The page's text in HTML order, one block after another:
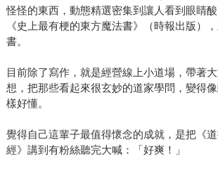
怪怪的東西，動態精選密集到讓人看到眼睛
《史上最有梗的東方魔法書》（時報出版）
書。
目前除了寫作，就是經營線上小道場，帶著
想，把那些看起來很玄妙的道家學問，變得
樣好懂。
覺得自己這輩子最值得懷念的成就，是把《
經》講到有粉絲聽完大喊：「好爽！」